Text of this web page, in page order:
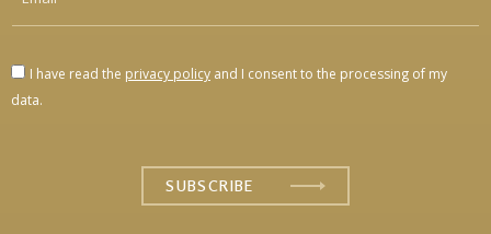
I have read the privacy policy and I consent to the processing of my
data.